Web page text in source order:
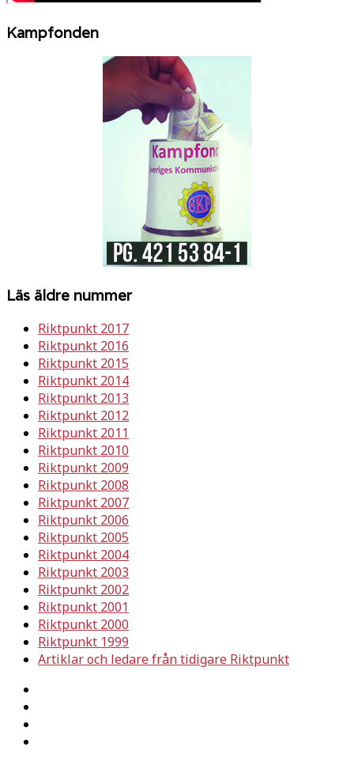
Kampfonden
Läs äldre nummer
Riktpunkt 2017
Riktpunkt 2016
Riktpunkt 2015
Riktpunkt 2014
Riktpunkt 2013
Riktpunkt 2012
Riktpunkt 2011
Riktpunkt 2010
Riktpunkt 2009
Riktpunkt 2008
Riktpunkt 2007
Riktpunkt 2006
Riktpunkt 2005
Riktpunkt 2004
Riktpunkt 2003
Riktpunkt 2002
Riktpunkt 2001
Riktpunkt 2000
Riktpunkt 1999
Artiklar och ledare från tidigare Riktpunkt